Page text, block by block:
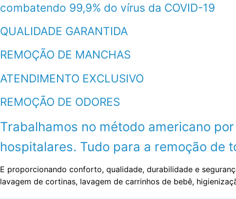
combatendo 99,9% do vírus da COVID-19
QUALIDADE GARANTIDA
REMOÇÃO DE MANCHAS
ATENDIMENTO EXCLUSIVO
REMOÇÃO DE ODORES
Trabalhamos no método americano
hospitalares. Tudo para a remoção de
E proporcionando conforto, qualidade, durabilidade e
lavagem de cortinas, lavagem de carrinhos de bebê,